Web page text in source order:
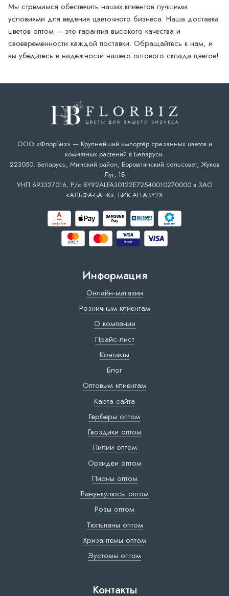
Мы стремимся обеспечить наших клиентов лучшими
условиями для ведения цветочного бизнеса. Наша доставка
цветов оптом — это гарантия высокого качества и
своевременности каждой поставки. Обращайтесь к нам, и
вы убедитесь в надежности нашего оптового склада цветов!
ООО «ФлорБиз» — Крупнейший импортёр срезанных цветов и
комнатных растений в Беларуси.
223050, Беларусь, Минский район, Боровлянский сельсовет, Жуков
Луг, 1Б
УНП 693327016, Р/с BY92ALFA30122E72540010270000 в ЗАО
«АЛЬФА-БАНК», БИК ALFABY2X
Информация
Онлайн-магазин
Розничным клиентам
О компании
Прайс-лист
Контакты
Блог
Оптовым клиентам
Карта сайта
Герберы оптом
Гвоздики оптом
Лилии оптом
Орхидеи оптом
Пионы оптом
Ранункулюсы оптом
Розы оптом
Тюльпаны оптом
Хризантемы оптом
Эустомы оптом
Контакты